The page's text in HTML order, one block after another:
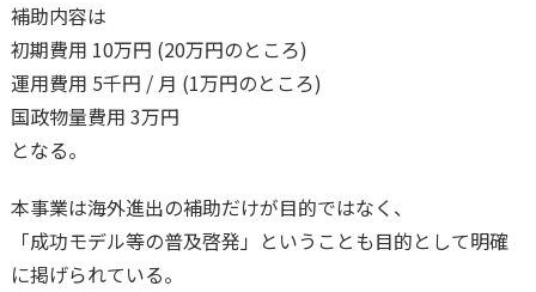
補助内容は
初期費用 10万円 (20万円のところ)
運用費用 5千円 / 月 (1万円のところ)
国政物量費用 3万円
となる。
本事業は海外進出の補助だけが目的ではなく、
「成功モデル等の普及啓発」ということも目的として明確
に掲げられている。